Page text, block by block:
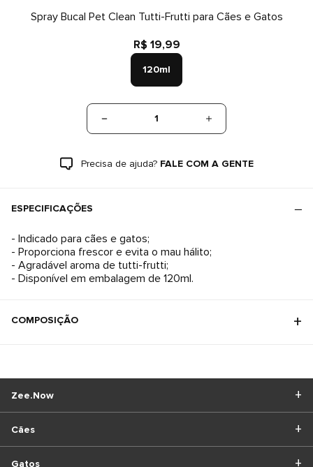
Spray Bucal Pet Clean Tutti-Frutti para Cães e Gatos
R$ 19,99
120ml
1
Precisa de ajuda? FALE COM A GENTE
ESPECIFICAÇÕES
- Indicado para cães e gatos;
- Proporciona frescor e evita o mau hálito;
- Agradável aroma de tutti-frutti;
- Disponível em embalagem de 120ml.
COMPOSIÇÃO
Cães
Gatos
Zee.Now